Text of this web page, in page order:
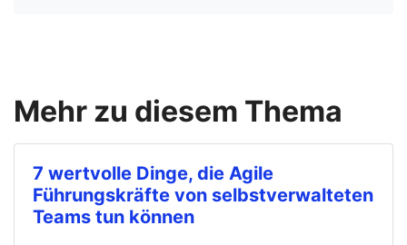
Mehr zu diesem Thema
7 wertvolle Dinge, die Agile
Führungskräfte von selbstverwalteten
Teams tun können